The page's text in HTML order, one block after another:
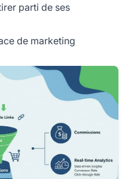
parti de ses
de marketing